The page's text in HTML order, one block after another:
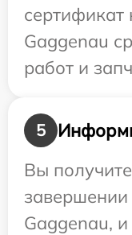
сертификат
Gaggenau
работ и
5
Вы
завершении
Gaggenau,